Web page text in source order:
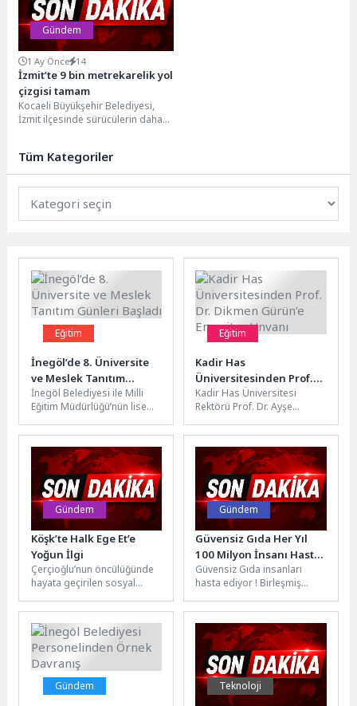
Gündem
1 Ay Önce 14
İzmit’te 9 bin metrekarelik yol
çizgisi tamam
Kocaeli Büyükşehir Belediyesi,
İzmit ilçesinde sürücülerin daha
Tüm Kategoriler
Eğitim
İnegöl’de 8. Üniversite
ve Meslek Tanıtım
Günleri Başladı
İnegöl Belediyesi ile Milli
Eğitim Müdürlüğü’nün lise
8’incisini düzenlediği
Üniversite ve...
Eğitim
Kadir Has
Üniversitesinden Prof.
Dr. Dikmen Gürün’e
Emeritus Unvanı
Kadir Has Üniversitesi
Rektörü Prof. Dr. Ayşe
gerçekleştirilen törene
sanat, cemiyet ve...
Gündem
Köşk’te Halk Ege Et’e
Yoğun İlgi
Çerçioğlu’nun öncülüğünde
hayata geçirilen sosyal
biri olan Halk Ege Et, mobil
satış aracı...
Gündem
Güvensiz Gıda Her Yıl
100 Milyon İnsanı Hasta
Ediyor!
Güvensiz Gıda insanları
hasta ediyor ! Birleşmiş
altıncı Dünya Gıda Güvenliği
Günü’nün...
Gündem Teknoloji